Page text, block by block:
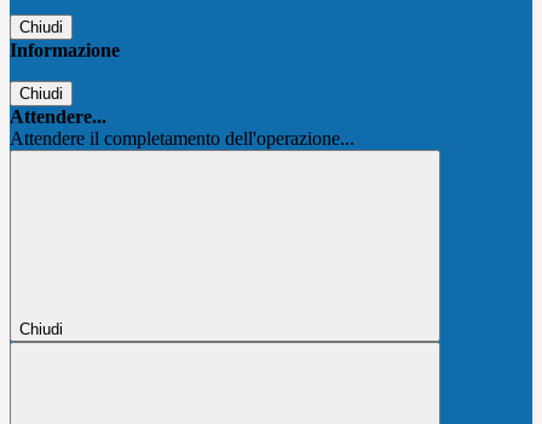
Chiudi
Informazione
Chiudi
Attendere...
Attendere il completamento dell'operazione...
Chiudi